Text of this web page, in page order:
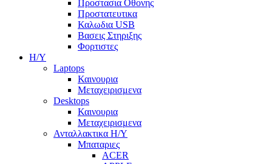
Προστασια Οθονης
Προστατευτικα
Καλωδια USB
Βασεις Στηριξης
Φορτιστες
Η/Υ
Laptops
Καινουρια
Μεταχειρισμενα
Desktops
Καινουρια
Μεταχειρισμενα
Ανταλλακτικα H/Y
Μπαταριες
ACER